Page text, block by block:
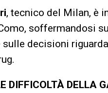
, tecnico del Milan, è
soffermandosi
decisioni
DIFFICOLTÀ DELLA